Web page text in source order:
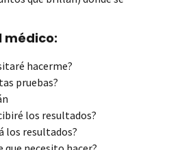
médico:
hacerme?
pruebas?
los resultados?
los resultados?